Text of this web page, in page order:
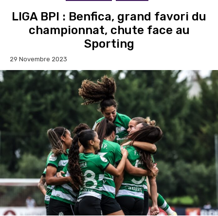
LIGA BPI : Benfica, grand favori du
championnat, chute face au
Sporting
29 Novembre 2023